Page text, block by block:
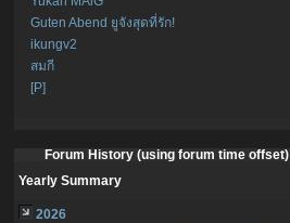
Guten Abend ยูจังสุดที่รัก!
ikungv2
สมกี
[P]
Forum History (using forum time offset)
Yearly Summary
2026